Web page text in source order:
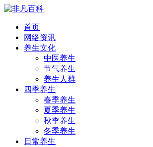
首页
网络资讯
养生文化
中医养生
节气养生
养生人群
四季养生
春季养生
夏季养生
秋季养生
冬季养生
日常养生